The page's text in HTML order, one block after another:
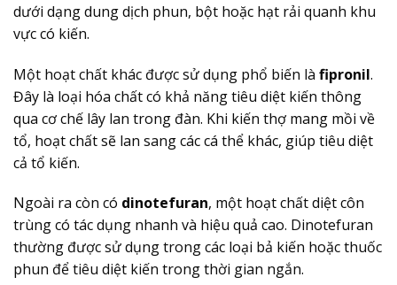
dưới dạng dung dịch phun, bột hoặc hạt rải quanh khu
vực có kiến.
Một hoạt chất khác được sử dụng phổ biến là fipronil.
Đây là loại hóa chất có khả năng tiêu diệt kiến thông
qua cơ chế lây lan trong đàn. Khi kiến thợ mang mồi về
tổ, hoạt chất sẽ lan sang các cá thể khác, giúp tiêu diệt
cả tổ kiến.
Ngoài ra còn có dinotefuran, một hoạt chất diệt côn
trùng có tác dụng nhanh và hiệu quả cao. Dinotefuran
thường được sử dụng trong các loại bả kiến hoặc thuốc
phun để tiêu diệt kiến trong thời gian ngắn.